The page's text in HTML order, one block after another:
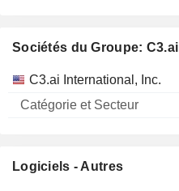
Sociétés du Groupe:
Nom
Catégorie
Secteur
C3.ai International, Inc.
Logiciels - Autres